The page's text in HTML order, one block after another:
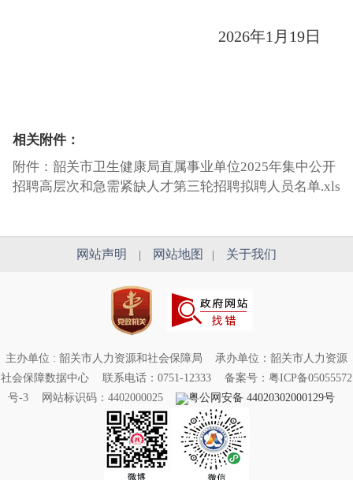
2026年1月19日
相关附件：
附件：韶关市卫生健康局直属事业单位2025年集中公开
招聘高层次和急需紧缺人才第三轮招聘拟聘人员名单.xls
网站声明 | 网站地图 | 关于我们
主办单位 : 韶关市人力资源和社会保障局
承办单位：韶关市人力资源
社会保障数据中心
联系电话：0751-12333
备案号：粤ICP备05055572
号-3
网站标识码：4402000025 粤公网安备 44020302000129号